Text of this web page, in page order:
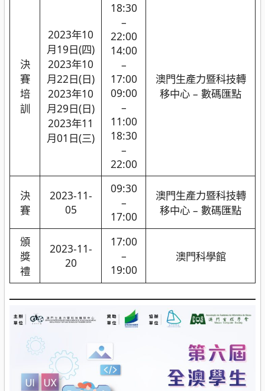
決
賽
培
訓
2023年10
月19日(四)
2023年10
月22日(日)
2023年10
月29日(日)
2023年11
月01日(三)
18:30
–
22:00
14:00
–
17:00
09:00
–
11:00
18:30
–
22:00
澳門生產力暨科技轉
移中心 – 數碼匯點
決
賽
2023-11-
05
09:30
–
17:00
澳門生產力暨科技轉
移中心 – 數碼匯點
頒
獎
禮
2023-11-
20
17:00
–
19:00
澳門科學館